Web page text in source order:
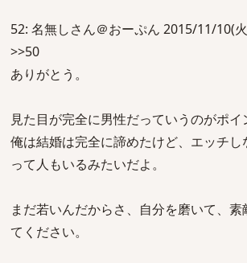
52: 名無しさん＠おーぷん 2015/11/10(
>>50
ありがとう。
見た目が完全に男性だっていうのがポイ
俺は結婚は完全に諦めたけど、エッチし
って人もいるみたいだよ。
まだ若いんだからさ、自分を磨いて、
てください。